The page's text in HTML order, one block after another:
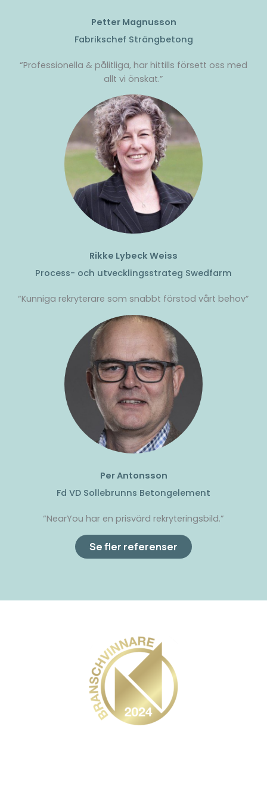
Petter Magnusson
Fabrikschef Strängbetong
“Professionella & pålitliga, har hittills försett oss med
allt vi önskat.”
Rikke Lybeck Weiss
Process- och utvecklingsstrateg Swedfarm
“Kunniga rekryterare som snabbt förstod vårt behov”
Per Antonsson
Fd VD Sollebrunns Betongelement
“NearYou har en prisvärd rekryteringsbild.”
Se fler referenser